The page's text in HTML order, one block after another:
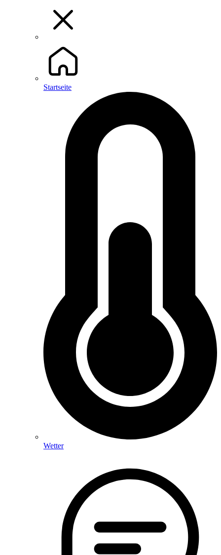
Startseite
Wetter